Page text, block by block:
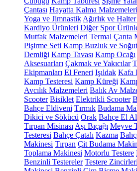
Çantası Hayatta Kalma Malzemeleri
Yoga ve Jimnastik Ağırlık ve
Kardiyo Ürünleri Diğer Spor
Mutfak Malzemeleri Termal Çanta
Pişirme Seti Kamp Buzluk ve
Demliği Kamp Tavası Kamp Ocağı
Aksesuarları Çakmak ve Yakıcılar
Ekipmanları El Feneri Işıldak Kafa
Kamp Testeresi Kamp Küreği
Avcılık Malzemeleri Balık Av
Scooter Bisiklet Elektrikli Scooter
Bahçe Eldiveni Tırmık Budama
Dikici ve Sökücü Orak Bahçe El
Tırpan Misinası Aşı Bıçağı Meyve
Testeresi Bahçe Çatalı Kazma
Makinesi Tırpan Çit Budama
Toplama Makinesi Motorlu Testere
Benzinli Testereler Testere